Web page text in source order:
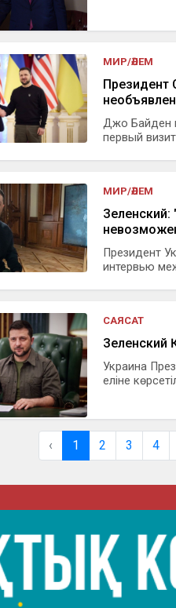
МИР/ӘЛЕМ
Президент
Джо Байден
первый
МИР/ӘЛЕМ
Президент
интервью
САЯСАТ
Зеленский
Украина
еліне
‹ 1 2 3 4